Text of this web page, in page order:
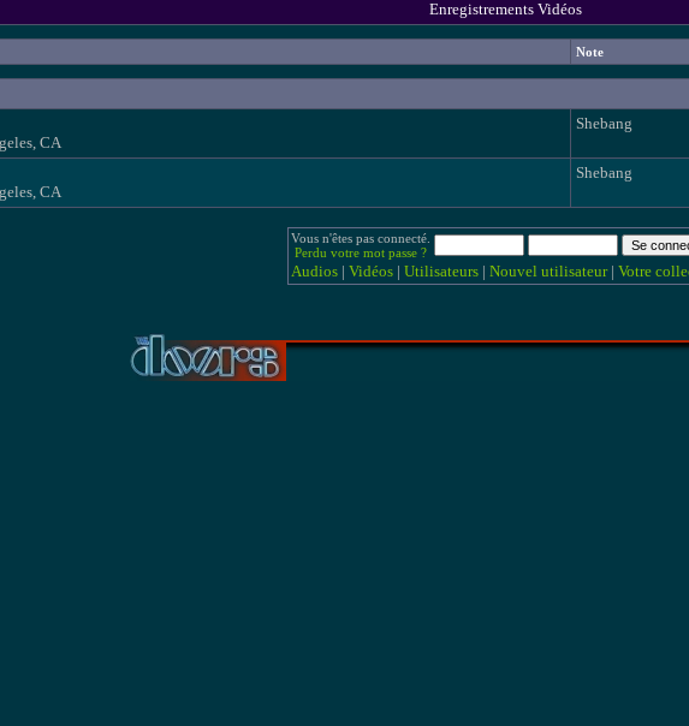
Enregistrements Vidéos
Note
CA
Shebang
CA
Shebang
Vous n'êtes pas connecté.
Perdu votre mot passe ?
Audios| Vidéos| Utilisateurs| Nouvel utilisateur| Votre